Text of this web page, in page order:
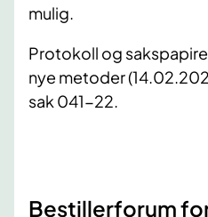
mulig.
Protokoll og
nye metoder
sak 041-22.
Bestillerforum